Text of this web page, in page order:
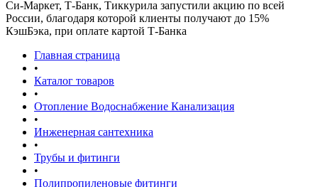
Си-Маркет, Т-Банк, Тиккурила запустили акцию по всей
России, благодаря которой клиенты получают до 15%
КэшБэка, при оплате картой Т-Банка
Главная страница
•
Каталог товаров
•
Отопление Водоснабжение Канализация
•
Инженерная сантехника
•
Трубы и фитинги
•
Полипропиленовые фитинги